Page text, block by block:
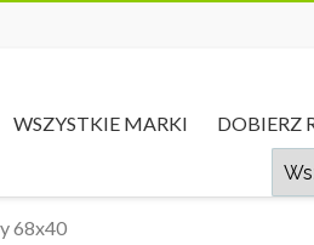
WSZYSTKIE MARKI DOBIERZ
68x40